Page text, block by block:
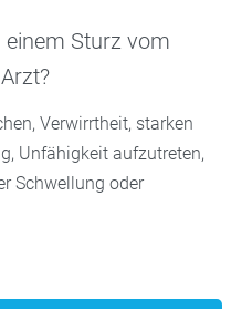
Sturz vom
Verwirrtheit, starken
Unfähigkeit aufzutreten,
Schwellung oder